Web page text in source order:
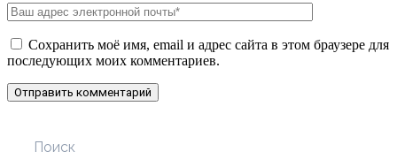
Сохранить моё имя, email и адрес сайта в этом браузере для
последующих моих комментариев.
Поиск